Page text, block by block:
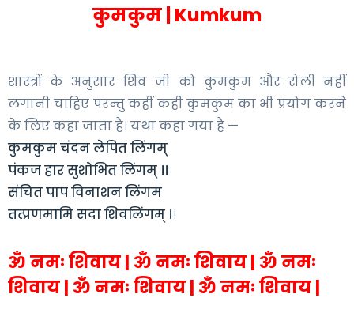
कुमकुम | Kumkum
शास्त्रों के अनुसार शिव जी को कुमकुम और रोली नहीं
लगानी चाहिए परन्तु कहीं कहीं कुमकुम का भी प्रयोग करने
के लिए कहा जाता है। यथा कहा गया है —
कुमकुम चंदन लेपित लिंगम्
पंकज हार सुशोभित लिंगम् ।।
संचित पाप विनाशन लिंगम
तत्प्रणमामि सदा शिवलिंगम् ।।
ॐ नमः शिवाय | ॐ नमः शिवाय | ॐ नमः
शिवाय | ॐ नमः शिवाय | ॐ नमः शिवाय |